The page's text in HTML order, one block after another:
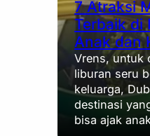
7 Atraksi
Terbaik di
Anak dan
Vrens, untuk
liburan seru
keluarga,
destinasi
bisa ajak